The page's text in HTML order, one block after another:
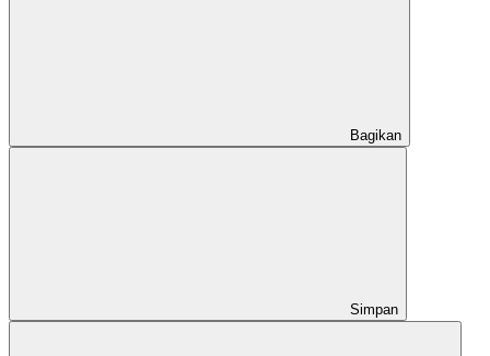
Bagikan
Simpan